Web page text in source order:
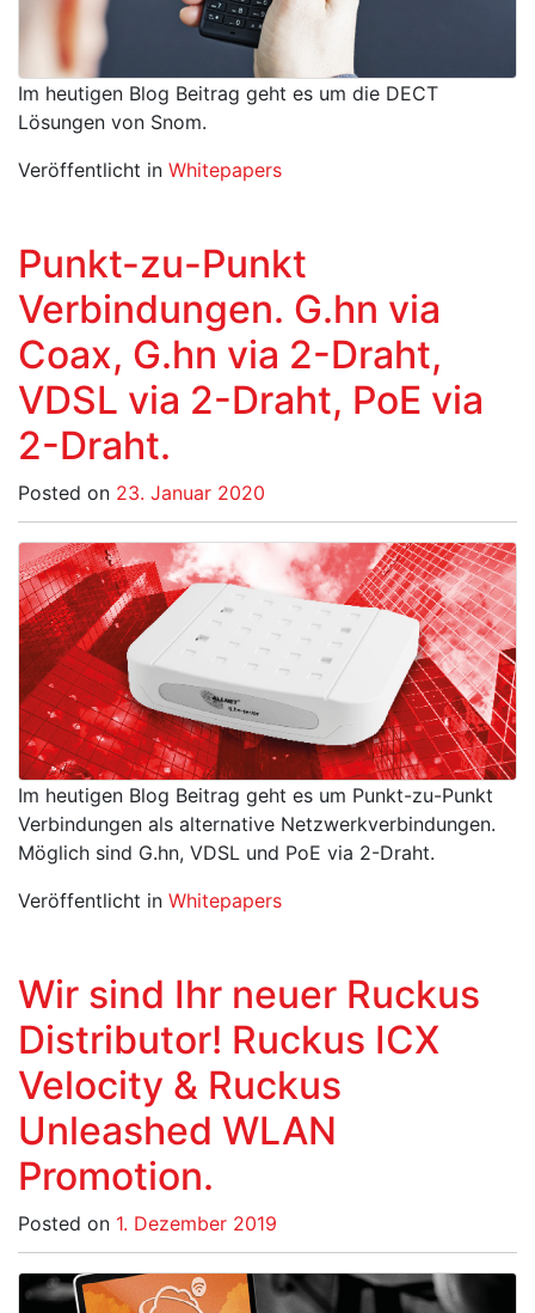
Im heutigen Blog Beitrag geht es um die DECT
Lösungen von Snom.
Veröffentlicht in Whitepapers
Punkt-zu-Punkt
Verbindungen. G.hn via
Coax, G.hn via 2-Draht,
VDSL via 2-Draht, PoE via
2-Draht.
Posted on 23. Januar 2020
Im heutigen Blog Beitrag geht es um Punkt-zu-Punkt
Verbindungen als alternative Netzwerkverbindungen.
Möglich sind G.hn, VDSL und PoE via 2-Draht.
Veröffentlicht in Whitepapers
Wir sind Ihr neuer Ruckus
Distributor! Ruckus ICX
Velocity & Ruckus
Unleashed WLAN
Promotion.
Posted on 1. Dezember 2019